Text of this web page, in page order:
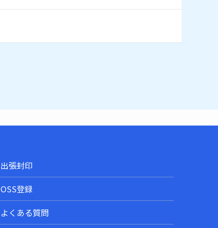
出張封印
OSS登録
よくある質問